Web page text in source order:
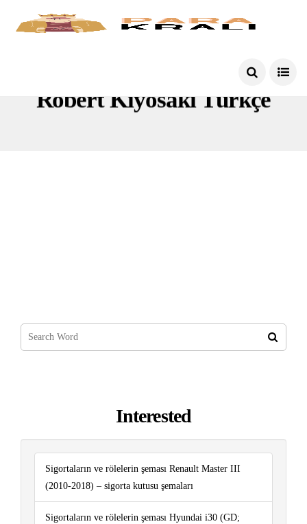
Robert Kiyosaki Türkçe
Interested
Sigortaların ve rölelerin şeması Renault Master III
(2010-2018) – sigorta kutusu şemaları
Sigortaların ve rölelerin şeması Hyundai i30 (GD;